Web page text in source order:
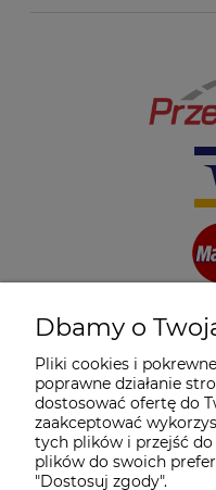
Dbamy o
Pliki cookies i
poprawne działanie
dostosować ofertę do
zaakceptować
tych plików i przejść
plików do swoich
"Dostosuj zgody".